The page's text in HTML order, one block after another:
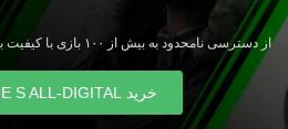
از دسترسی نامحدود به بیش از ۱۰۰ بازی با کیفیت بالا و با قیمت پایین ماهانه لذت ببرید!
خرید XBOX ONE S ALL-DIGITAL